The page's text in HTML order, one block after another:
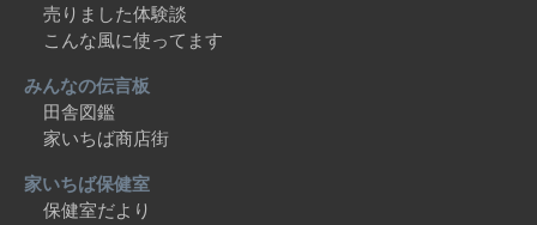
売りました体験談
こんな風に使ってます
みんなの伝言板
田舎図鑑
家いちば商店街
家いちば保健室
保健室だより